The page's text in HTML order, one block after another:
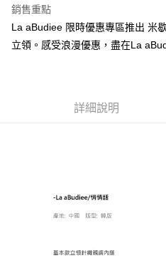
運送方式
付款後全家純取貨
每筆NT$100，滿NT$1,500(含以上
銷售重點
La aBudiee 限時優惠專區推出 米
立領。感受浪漫優惠，盡在La
詳細說明